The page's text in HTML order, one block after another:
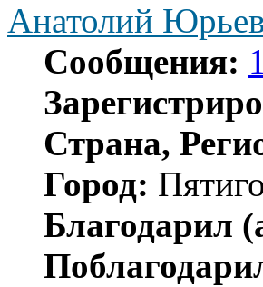
Анатолий
Сообщения:
Страна,
Город:
Благодарил